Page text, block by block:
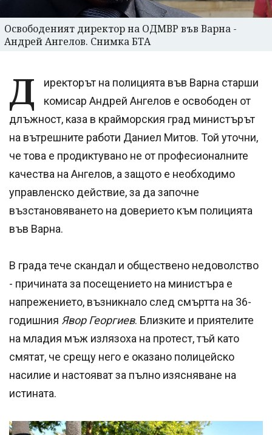
Освободеният директор на ОДМВР във Варна -
Андрей Ангелов. Снимка БТА
Д
иректорът на полицията във Варна старши
комисар Андрей Ангелов е освободен от
длъжност, каза в крайморския град министърът
на вътрешните работи Даниел Митов. Той уточни,
че това е продиктувано не от професионалните
качества на Ангелов, а защото е необходимо
управленско действие, за да започне
възстановяването на доверието към полицията
във Варна.
В града тече скандал и обществено недоволство
- причината за посещението на министъра е
напрежението, възникнало след смъртта на 36-
годишния Явор Георгиев. Близките и приятелите
на младия мъж излязоха на протест, тъй като
смятат, че срещу него е оказано полицейско
насилие и настояват за пълно изясняване на
истината.